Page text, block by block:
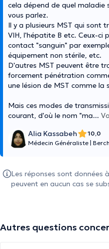
cela dépend de quel maladie
vous parlez.
Il y a plusieurs MST qui sont
VIH, l'hépatite B etc. Ceux-ci
contact "sanguin" par
équipement non stérile, etc.
D'autres MST peuvent être
forcement pénétration
une lésion de MST comme la
Mais ces modes de
courant, d'où le nom "ma...
Alia Kassabeh
10,0
Médecin Généraliste
Les réponses sont
peuvent en aucun cas se
Autres questions